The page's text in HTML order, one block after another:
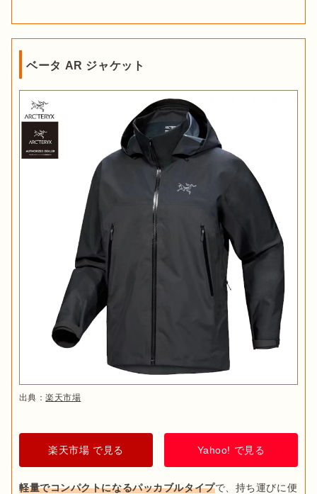
商品名に付いているアルファベットにも注目してみましょう。
これは、
生地の厚さや耐久性を表したものなので、商品選びの
SL(スーパーライト)
：最軽量。持ち運びがしやすくコンパク
LT(ライト)
：軽量。コンパクトさと機能性もそなえた丈夫なモ
AR(オールラウンド)
：さまざまなシーンに対応できるほどよい
SV(シビア)：生地が厚く、過酷な環境にも耐えるタフなモデ
SL ・ LT ・ AR ・ SVの順に、機能性や生地の厚み、重さが増
します。シーンや用途に合ったものを着用し、快適にアクティ
ビティを楽しみましょう。
通常より1サイズ小さめがおすすめ
ベータ AR ジャケット
出典：楽天市場
楽天市場 で見る Yahoo! で見る
軽量でコンパクトになるパッカブルタイプで、持ち運びに便